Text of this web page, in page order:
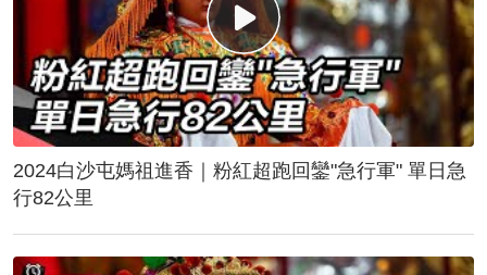
2024白沙屯媽祖進香｜粉紅超跑回鑾"急行軍" 單日急
行82公里